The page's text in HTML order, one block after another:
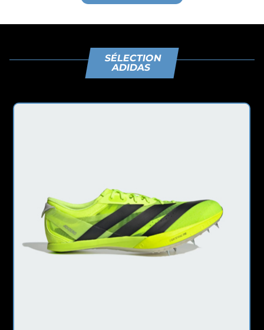
SÉLECTION
ADIDAS